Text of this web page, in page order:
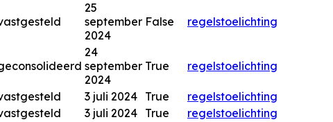
25
september
2024
False regelstoelichting
24
september
2024
True regelstoelichting
3 juli 2024 True regelstoelichting
3 juli 2024 True regelstoelichting